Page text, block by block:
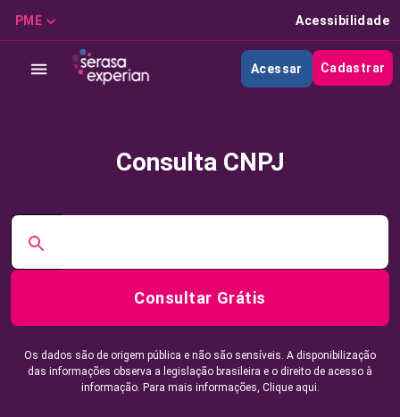
PME Acessibilidade
Acessar Cadastrar
Consulta CNPJ
Consultar Grátis
Os dados são de origem pública e não são sensíveis. A disponibilização
das informações observa a legislação brasileira e o direito de acesso à
informação. Para mais informações, Clique aqui.